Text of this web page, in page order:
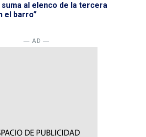
suma al elenco de la tercera
el barro”
― AD ―